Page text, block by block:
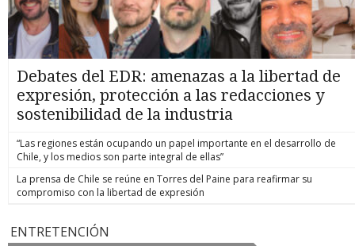
Debates del EDR: amenazas a la libertad de
expresión, protección a las redacciones y
sostenibilidad de la industria
“Las regiones están ocupando un papel importante en el desarrollo de
Chile, y los medios son parte integral de ellas”
La prensa de Chile se reúne en Torres del Paine para reafirmar su
compromiso con la libertad de expresión
ENTRETENCIÓN